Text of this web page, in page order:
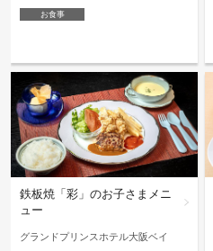
お食事
鉄板焼「彩」のお子さまメニ
ュー
グランドプリンスホテル大阪ベイ